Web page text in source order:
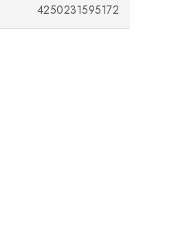
4250231595172